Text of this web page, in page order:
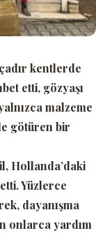
kentlerde
etti, gözyaşı
malzeme
götüren bir
Hollanda’daki
Yüzlerce
dayanışma
onlarca yardım